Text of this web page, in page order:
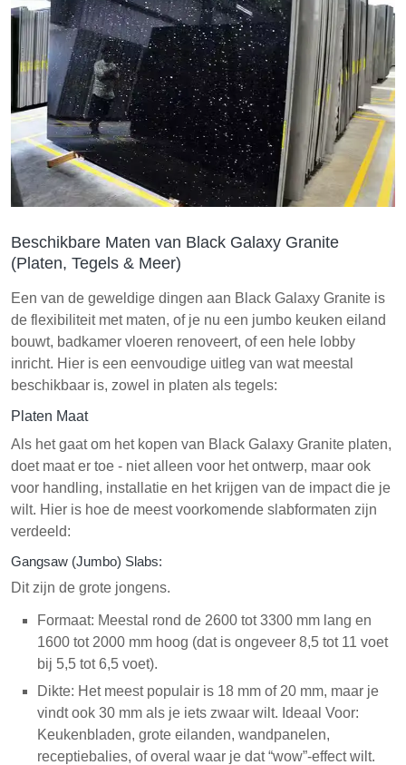
Beschikbare Maten van Black Galaxy Granite
(Platen, Tegels & Meer)
Een van de geweldige dingen aan Black Galaxy Granite is
de flexibiliteit met maten, of je nu een jumbo keuken eiland
bouwt, badkamer vloeren renoveert, of een hele lobby
inricht. Hier is een eenvoudige uitleg van wat meestal
beschikbaar is, zowel in platen als tegels:
Platen Maat
Als het gaat om het kopen van Black Galaxy Granite platen,
doet maat er toe - niet alleen voor het ontwerp, maar ook
voor handling, installatie en het krijgen van de impact die je
wilt. Hier is hoe de meest voorkomende slabformaten zijn
verdeeld:
Gangsaw (Jumbo) Slabs:
Dit zijn de grote jongens.
Formaat: Meestal rond de 2600 tot 3300 mm lang en
1600 tot 2000 mm hoog (dat is ongeveer 8,5 tot 11 voet
bij 5,5 tot 6,5 voet).
Dikte: Het meest populair is 18 mm of 20 mm, maar je
vindt ook 30 mm als je iets zwaar wilt. Ideaal Voor:
Keukenbladen, grote eilanden, wandpanelen,
receptiebalies, of overal waar je dat “wow”-effect wilt.